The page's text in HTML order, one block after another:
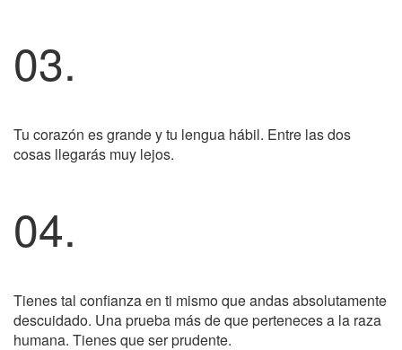
03.
Tu corazón es grande y tu lengua hábil. Entre las dos
cosas llegarás muy lejos.
04.
Tienes tal confianza en ti mismo que andas absolutamente
descuidado. Una prueba más de que perteneces a la raza
humana. Tienes que ser prudente.